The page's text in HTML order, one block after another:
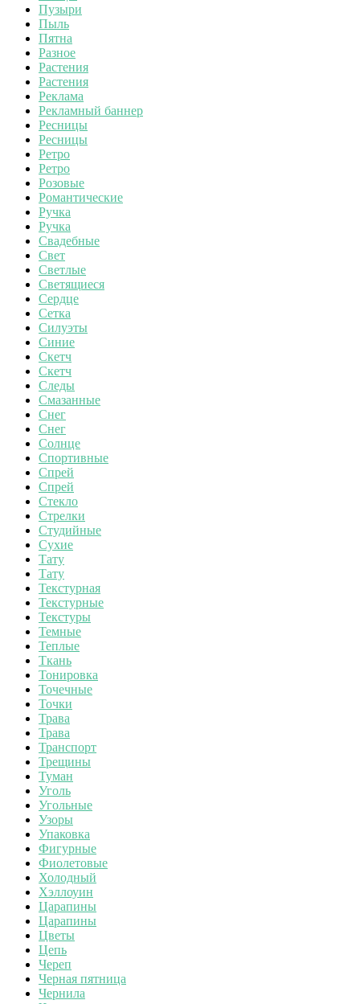
Пузыри
Пыль
Пятна
Разное
Растения
Растения
Реклама
Рекламный баннер
Ресницы
Ресницы
Ретро
Ретро
Розовые
Романтические
Ручка
Ручка
Свадебные
Свет
Светлые
Светящиеся
Сердце
Сетка
Силуэты
Синие
Скетч
Скетч
Следы
Смазанные
Снег
Снег
Солнце
Спортивные
Спрей
Спрей
Стекло
Стрелки
Студийные
Сухие
Тату
Тату
Текстурная
Текстурные
Текстуры
Темные
Теплые
Ткань
Тонировка
Точечные
Точки
Трава
Трава
Транспорт
Трещины
Туман
Уголь
Угольные
Узоры
Упаковка
Фигурные
Фиолетовые
Холодный
Хэллоуин
Царапины
Царапины
Цветы
Цепь
Череп
Черная пятница
Чернила